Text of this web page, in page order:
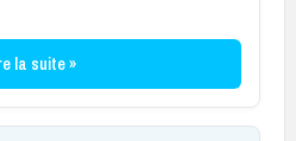
la suite »